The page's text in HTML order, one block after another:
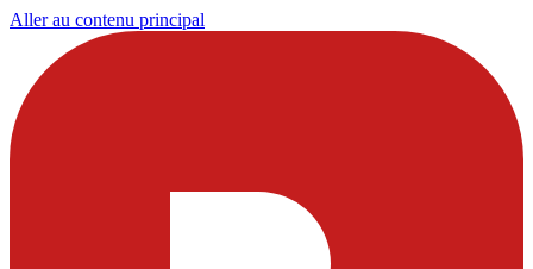
Aller au contenu principal